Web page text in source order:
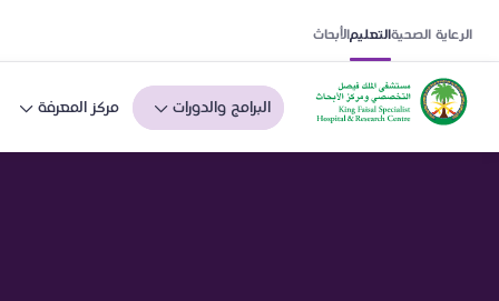
الرعاية الصحيةالتعليمالأبحاث
البرامج والدورات مركز المعرفة